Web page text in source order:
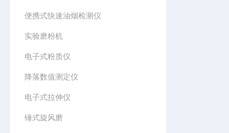
便携式快速油烟检测仪
实验磨粉机
电子式粉质仪
降落数值测定仪
电子式拉伸仪
锤式旋风磨